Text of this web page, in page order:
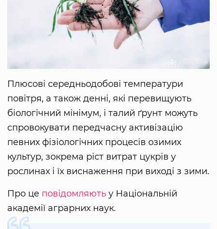
Плюсові середньодобові температури
повітря, а також денні, які перевищують
біологічний мінімум, і талий ґрунт можуть
спровокувати передчасну активізацію
певних фізіологічних процесів озимих
культур, зокрема ріст витрат цукрів у
рослинах і їх виснаження при виході з зими.
Про це повідомляють у Національній
академії аграрних наук.